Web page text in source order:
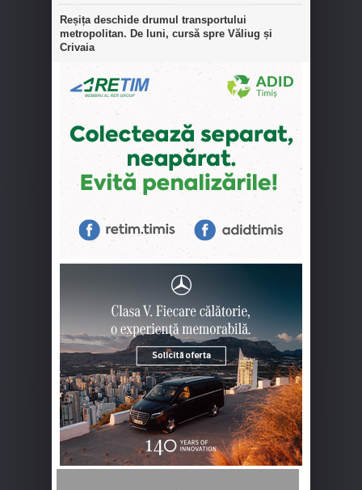
Reșița deschide drumul transportului
metropolitan. De luni, cursă spre Văliug și
Crivaia